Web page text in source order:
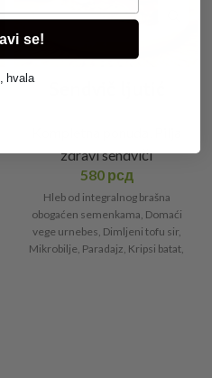
zdravi sendviči
580 рсд
Hleb od integralnog brašna
obogaćen semenkama, Domaći
vege urnebes, Dimljeni tofu sir,
Mikrobilje, Paradajz, Kripsi batat,
se!
hvala